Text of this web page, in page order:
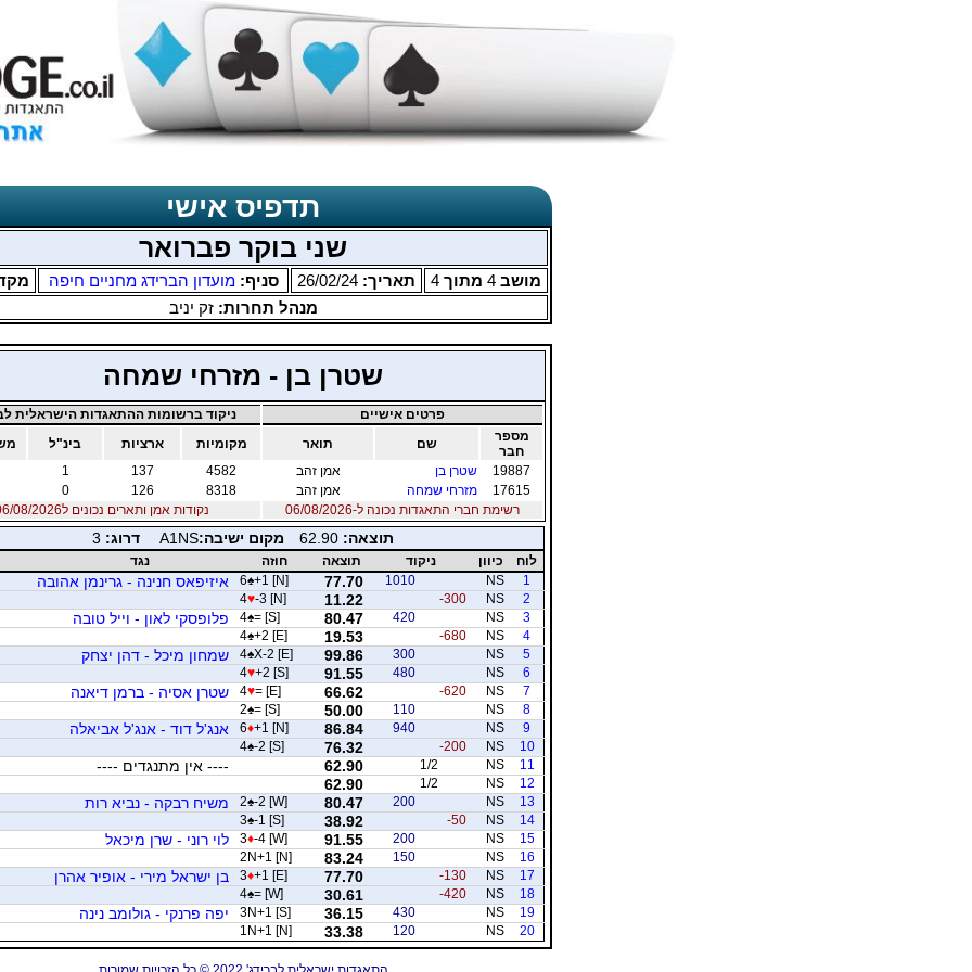
תדפיס אישי
שני בוקר פברואר
מושב 4 מתוך 4 תאריך: 26/02/24 סניף:מועדון הברידג מחניים חיפה
מנהל תחרות:זק יניב
שטרן בן - מזרחי שמחה
פרטים אישיים
ניקוד ברשומות ההתאגדות הישראלית
מספר
חבר
שם תואר מקומיות ארציות בינ"ל
19887
שטרן בן אמן זהב 4582
137
1
17615
מזרחי שמחה אמן זהב 8318
126
0
רשימת חברי התאגדות נכונה ל-06/08/2026
נקודות אמן ותארים נכונים ל06/08/2026
תוצאה: 62.90 מקום ישיבה:A1NS דרוג: 3
לוח כיוון ניקוד תוצאה חוזה
נגד
1
NS
1010
77.70
6♠+1 [N] איזיפאס חנינה - גרינמן אהובה
2
NS
-300
11.22
4♥-3 [N]
3
NS
420
80.47
4♠= [S] פלופסקי לאון - וייל טובה
4
NS
-680
19.53
4♠+2 [E]
5
NS
300
99.86
4♠X-2 [E] שמחון מיכל - דהן יצחק
6
NS
480
91.55
4♥+2 [S]
7
NS
-620
66.62
4♥= [E] שטרן אסיה - ברמן דיאנה
8
NS
110
50.00
2♠= [S]
9
NS
940
86.84
6♦+1 [N] אנג'ל דוד - אנג'ל אביאלה
10
NS
-200
76.32
4♠-2 [S]
11
NS
1/2
62.90 ---- אין מתנגדים ----
12
NS
1/2
62.90
13
NS
200
80.47
2♠-2 [W] משיח רבקה - נביא רות
14
NS
-50
38.92
3♠-1 [S]
15
NS
200
91.55
3♦-4 [W] לוי רוני - שרן מיכאל
16
NS
150
83.24
2N+1 [N]
17
NS
-130
77.70
3♦+1 [E] בן ישראל מירי - אופיר אהרן
18
NS
-420
30.61
4♠= [W]
19
NS
430
36.15
3N+1 [S] יפה פרנקי - גולומב נינה
20
NS
120
33.38
1N+1 [N]